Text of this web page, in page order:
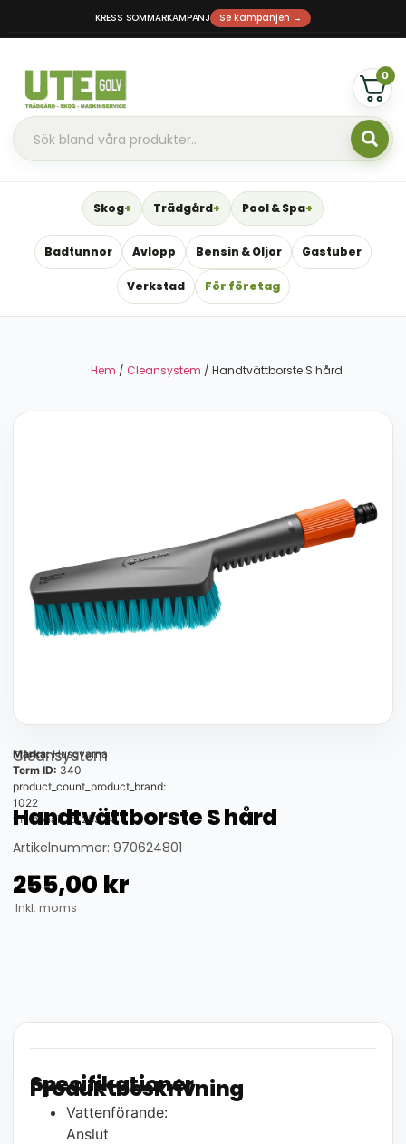
KRESS SOMMARKAMPANJ Se kampanjen →
0
Skog Trädgård Pool & Spa
Badtunnor Avlopp Bensin & Oljor Gastuber
Verkstad För företag
Hem / Cleansystem / Handtvättborste S hård
Cleansystem
Marka:Husqvarna
Term ID: 340
product_count_product_brand:
1022
thumbnail_id: 25324
Handtvättborste S hård
Artikelnummer: 970624801
255,00 kr
Inkl. moms
Produktbeskrivning
Vattenförande:
Anslut
Specifikationer